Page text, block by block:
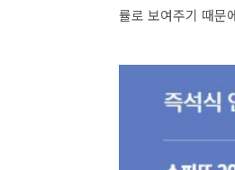
률로 보여주기 때문